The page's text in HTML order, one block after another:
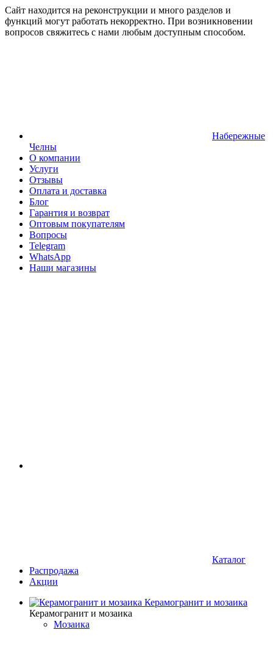
Сайт находится на реконструкции и много разделов и
функций могут работать некорректно. При возникновении
вопросов свяжитесь с нами любым доступным способом.
Набережные
Челны
О компании
Услуги
Отзывы
Оплата и доставка
Блог
Гарантия и возврат
Оптовым покупателям
Вопросы
Telegram
WhatsApp
Наши магазины
Каталог
Распродажа
Акции
Керамогранит и мозаика
Керамогранит и мозаика
Мозаика